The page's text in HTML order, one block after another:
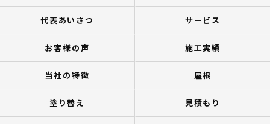
代表あいさつ サービス
お客様の声 施工実績
当社の特徴 屋根
塗り替え 見積もり